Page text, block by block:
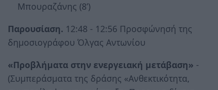
Μπουραζάνης (8’)
Παρουσίαση. 12:48 - 12:56 Προσφώνησή της
δημοσιογράφου Όλγας Αντωνίου
«Προβλήματα στην ενεργειακή μετάβαση» -
(Συμπεράσματα της δράσης «Ανθεκτικότητα,